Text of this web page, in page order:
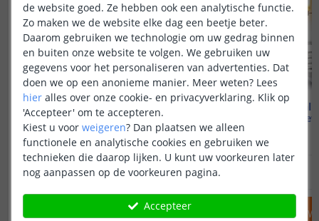
Wifi lamp - E27 fitting
7 watt - Dual white
(1 reviews)
OP VOORRAAD 20,95
1 tot 4 Dual
7W - E27 -
IN
de website goed. Ze hebben ook een analytische functie.
Zo maken we de website elke dag een beetje beter.
Daarom gebruiken we technologie om uw gedrag binnen
en buiten onze website te volgen. We gebruiken uw
gegevens voor het personaliseren van advertenties. Dat
doen we op een anonieme manier. Meer weten? Lees
hier alles over onze cookie- en privacyverklaring. Klik op
'Accepteer' om te accepteren.
Kiest u voor weigeren? Dan plaatsen we alleen
functionele en analytische cookies en gebruiken we
technieken die daarop lijken. U kunt uw voorkeuren later
nog aanpassen op de voorkeuren pagina.
Accepteer